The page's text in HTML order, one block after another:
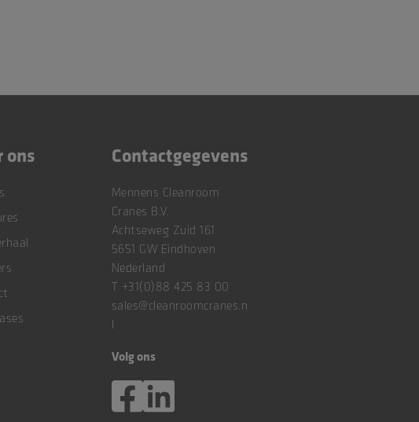
ons Contactgegevens
Mennens Cleanroom
Cranes B.V.
Achtseweg Zuid 161
5651 GW Eindhoven
Nederland
T +31(0)88 425 83 00
sales@cleanroomcranes.n
l
Volg ons